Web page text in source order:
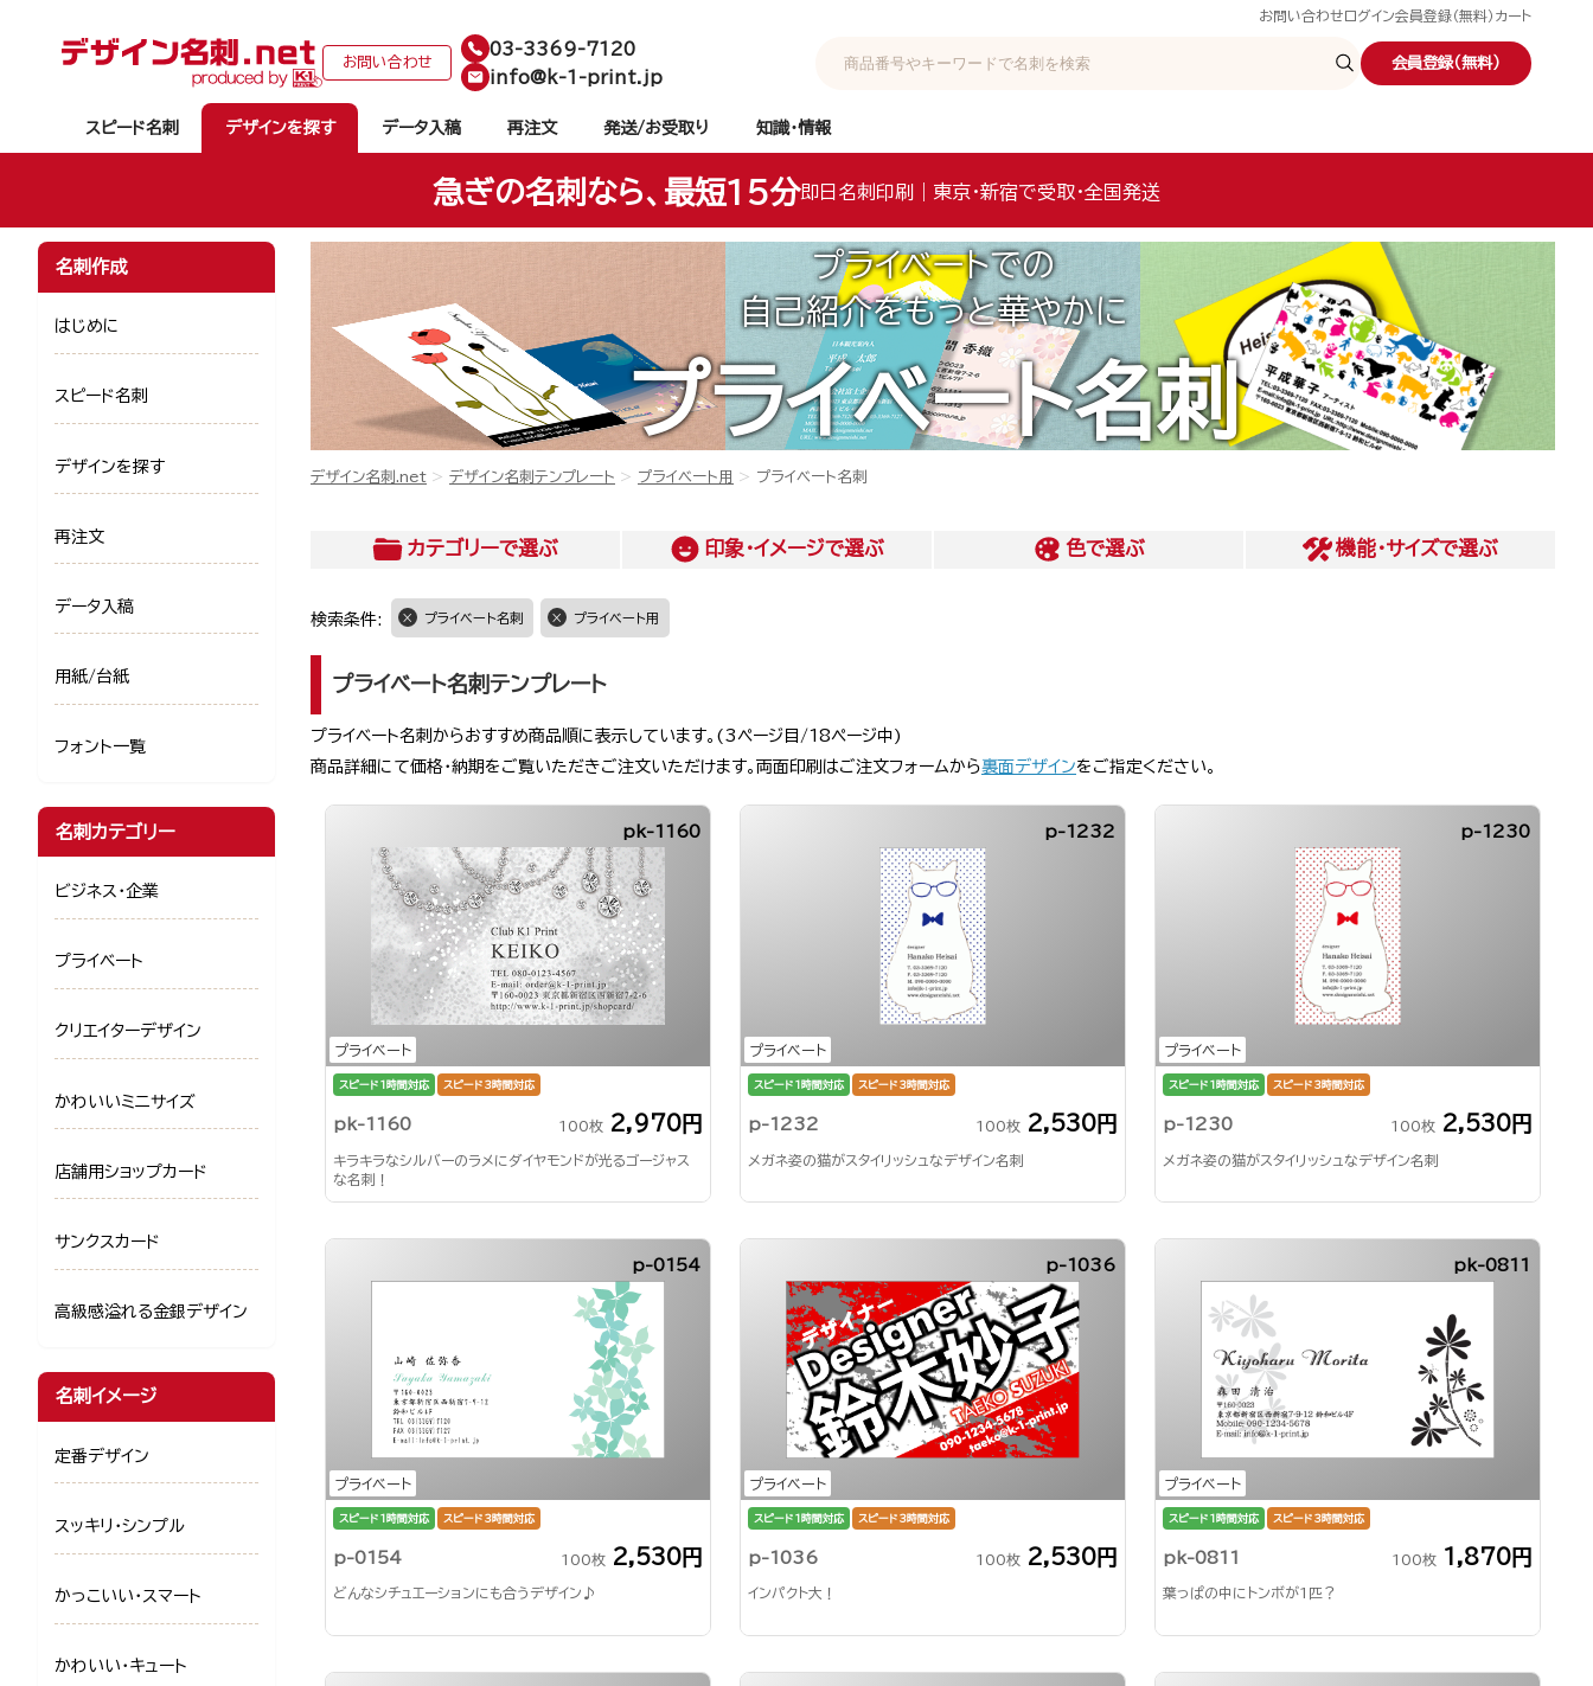
お問い合わせ ログイン会員登録（無料） カート
お問い合わせ
03-3369-7120
info@k-1-print.jp
会員登録（無料）
スピード名刺 デザインを探す データ入稿 再注文 発送/お受取り 知識・情報
急ぎの名刺なら、最短15分即日名刺印刷｜東京・新宿で受取・全国発送
プライベートでの
自己紹介をもっと華やかに
プライベート名刺
デザイン名刺.net デザイン名刺テンプレート プライベート用 プライベート名刺
カテゴリーで選ぶ 印象・イメージで選ぶ 色で選ぶ 機能・サイズで選ぶ
検索条件: プライベート名刺 プライベート用
プライベート名刺テンプレート
プライベート名刺からおすすめ商品順に表示しています。(3ページ目/18ページ中)
商品詳細にて価格・納期をご覧いただきご注文いただけます。両面印刷はご注文フォームから裏面デザインをご指定ください。
プライベート
pk-1160
スピード1時間対応 スピード3時間対応
pk-1160 100枚 2,970円
キラキラなシルバーのラメにダイヤモンドが光るゴージャス
な名刺！
プライベート
p-1232
スピード1時間対応 スピード3時間対応
p-1232 100枚 2,530円
メガネ姿の猫がスタイリッシュなデザイン名刺
プライベート
p-1230
スピード1時間対応 スピード3時間対応
p-1230 100枚 2,530円
メガネ姿の猫がスタイリッシュなデザイン名刺
プライベート
p-0154
スピード1時間対応 スピード3時間対応
p-0154 100枚 2,530円
どんなシチュエーションにも合うデザイン♪
プライベート
p-1036
スピード1時間対応 スピード3時間対応
p-1036 100枚 2,530円
インパクト大！
プライベート
pk-0811
スピード1時間対応 スピード3時間対応
pk-0811 100枚 1,870円
葉っぱの中にトンボが1匹？
名刺作成
はじめに
スピード名刺
デザインを探す
再注文
データ入稿
用紙/台紙
フォント一覧
名刺カテゴリー
ビジネス・企業
プライベート
クリエイターデザイン
かわいいミニサイズ
店舗用ショップカード
サンクスカード
高級感溢れる金銀デザイン
名刺イメージ
定番デザイン
スッキリ・シンプル
かっこいい・スマート
かわいい・キュート